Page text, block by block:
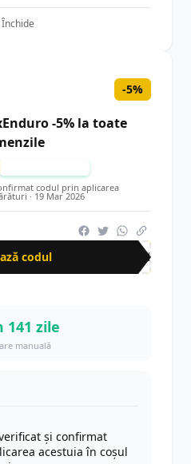
Închide
-5%
-5% la toate
codul prin aplicarea
· 19 Mar 2026
codul CRN
141 zile
manuală
și confirmat
acestuia în coșul